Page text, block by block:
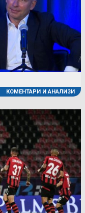
КОМЕНТАРИ И АНАЛИЗИ